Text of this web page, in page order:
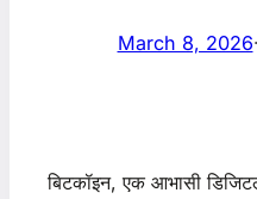
March 8, 2026·
बिटकॉइन, एक आभासी